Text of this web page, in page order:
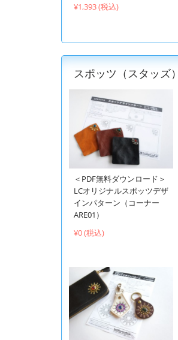
¥1,393 (税込)
スポッツ（スタッズ）
＜PDF無料ダウンロード＞
LCオリジナルスポッツデザ
インパターン（コーナー
ARE01）
¥0 (税込)